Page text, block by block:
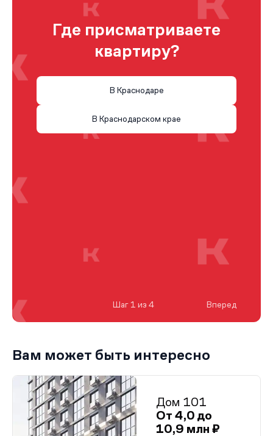
Где присматриваете
квартиру?
В Краснодаре
В Краснодарском крае
Шаг 1 из 4 Вперед
Вам может быть интересно
Дом 101
От 4,0 до
10,9 млн ₽